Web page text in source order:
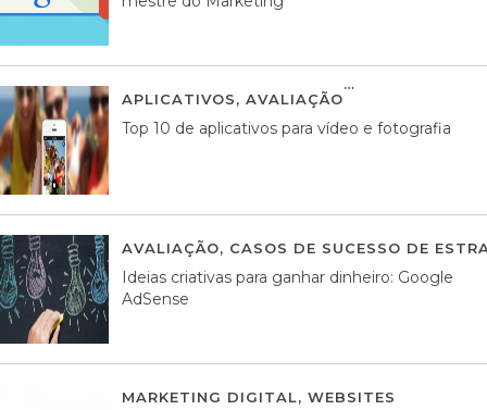
APLICATIVOS, AVALIAÇÃO
Top 10 de aplicativos para vídeo e fotografia
AVALIAÇÃO, CASOS DE SUCESSO DE
Ideias criativas para ganhar dinheiro: Google
AdSense
MARKETING DIGITAL, WEBSITES